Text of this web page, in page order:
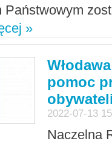
»
pomoc
2022-07-13
Naczelna